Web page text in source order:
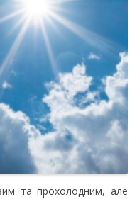
та прохолодним, але